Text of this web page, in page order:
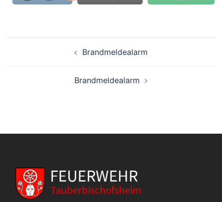
Brandmeldealarm
Brandmeldealarm